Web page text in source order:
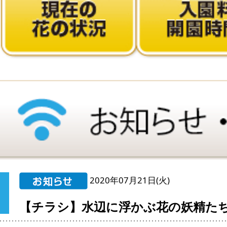
2020年07月21日(火)
【チラシ】水辺に浮かぶ花の妖精た